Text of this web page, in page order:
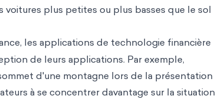
voitures plus petites ou plus basses que le sol
les applications de technologie financière
de leurs applications. Par exemple,
d'une montagne lors de la présentation
à se concentrer davantage sur la situation